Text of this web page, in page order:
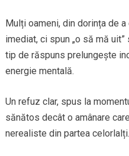
Mulți oameni, din dorința de
imediat, ci spun „o să mă
tip de răspuns prelungește
energie mentală.
Un refuz clar, spus la
sănătos decât o amânare
nerealiste din partea celorlalți.